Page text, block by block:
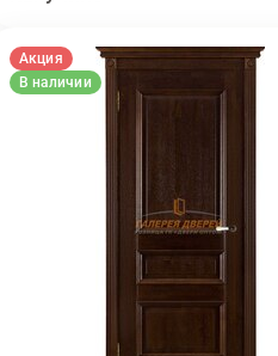
Акция
В наличии